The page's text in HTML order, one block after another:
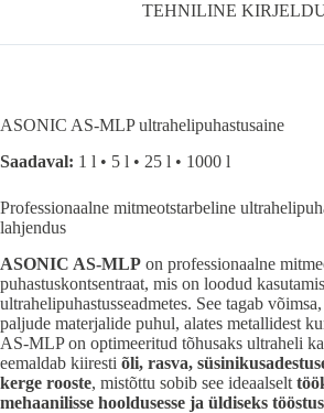
TEHNILINE
ASONIC AS-MLP ultrahelipuhastusaine
Saadaval: 1 l • 5 l • 25 l • 1000 l
Professionaalne mitmeotstarbeline
lahjendus
ASONIC AS-MLP on professionaalne
puhastuskontsentraat, mis on loodud
ultrahelipuhastusseadmetes. See tagab
paljude materjalide puhul, alates metallidest
AS-MLP on optimeeritud tõhusaks ultraheli
eemaldab kiiresti õli, rasva,
kerge rooste, mistõttu sobib see ideaalselt
mehaanilisse hooldusesse ja üldiseks